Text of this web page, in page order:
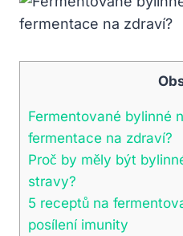
Fermentované bylinné
fermentace na zdraví?
Proč by měly být
stravy?
5 receptů na
posílení imunity